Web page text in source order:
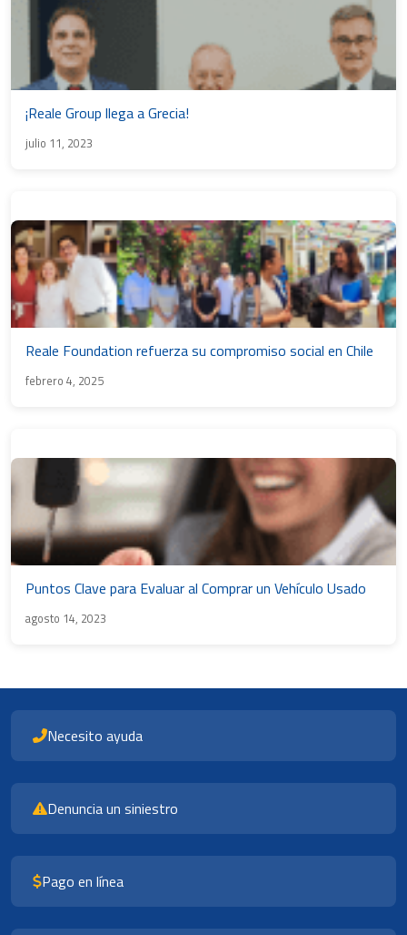
¡Reale Group llega a Grecia!
julio 11, 2023
Reale Foundation refuerza su compromiso social en Chile
febrero 4, 2025
Puntos Clave para Evaluar al Comprar un Vehículo Usado
agosto 14, 2023
Necesito ayuda
Denuncia un siniestro
Pago en línea